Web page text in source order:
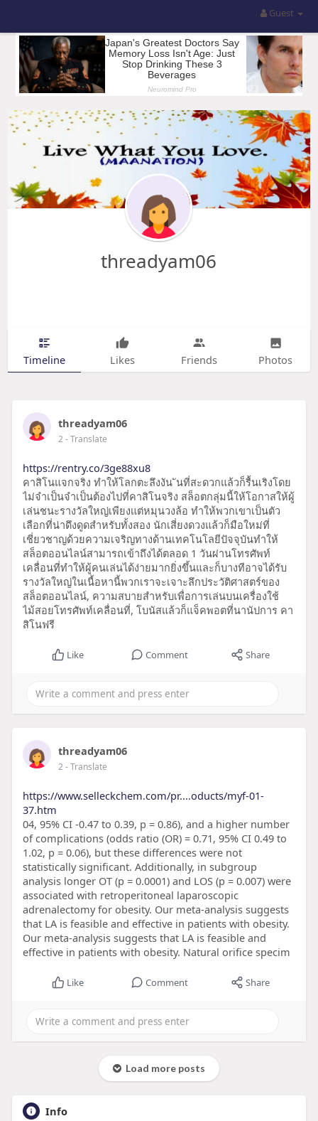
Guest
threadyam06
Timeline Likes Friends Photos
threadyam06
2- Translate
https://rentry.co/3ge88xu8
คาสิโนแจกจริง ทำให้โลกตะลึงงัน ันที่สะดวกแล้วก็รื้นเริงโดย
ไม่จำเป็นจำเป็นต้องไปที่คาสิโนจริง สล็อตกลุ่มนี้ให้โอกาสให้ผู้
เล่นชนะรางวัลใหญ่เพียงแต่หมุนวงล้อ ทำให้พวกเขาเป็นตัว
เลือกที่น่าดึงดูดสำหรับทั้งสอง นักเสี่ยงดวงแล้วก็มือใหม่ที่
เชี่ยวชาญด้วยความเจริญทางด้านเทคโนโลยีปัจจุบันทำให้
สล็อตออนไลน์สามารถเข้าถึงได้ตลอด 1 วันผ่านโทรศัพท์
เคลื่อนที่ทำให้ผู้คนเล่นได้ง่ายมากยิ่งขึ้นและก็บางทีอาจได้รับ
รางวัลใหญ่ในเนื้อหานี้พวกเราจะเจาะลึกประวัติศาสตร์ของ
สล็อตออนไลน์, ความสบายสำหรับเพื่อการเล่นบนเครื่องใช้
ไม้สอยโทรศัพท์เคลื่อนที่, โบนัสแล้วก็แจ็คพอตที่นานัปการ คา
สิโนฟรี
Like Comment Share
threadyam06
2- Translate
https://www.selleckchem.com/pr....oducts/myf-01-
37.htm
04, 95% CI -0.47 to 0.39, p = 0.86), and a higher number
of complications (odds ratio (OR) = 0.71, 95% CI 0.49 to
1.02, p = 0.06), but these differences were not
statistically significant. Additionally, in subgroup
analysis longer OT (p = 0.0001) and LOS (p = 0.007) were
associated with retroperitoneal laparoscopic
adrenalectomy for obesity. Our meta-analysis suggests
that LA is feasible and effective in patients with obesity.
Our meta-analysis suggests that LA is feasible and
effective in patients with obesity. Natural orifice specim
Like Comment Share
Load more posts
Info